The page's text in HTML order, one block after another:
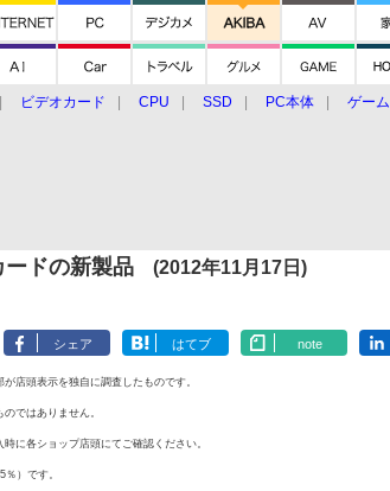
ビデオカード CPU SSD PC本体 ゲーム
ードの新製品 (2012年11月17日)
シェア はてブ note
店頭表示を独自に調査したものです。
ではありません。
に各ショップ店頭にてご確認ください。
）です。